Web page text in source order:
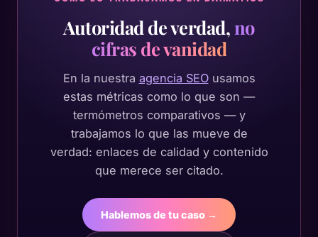
Autoridad de verdad,no
cifras de vanidad
En la nuestra agencia SEOusamos
estas métricas como lo que son —
termómetros comparativos — y
trabajamos lo que las mueve de
verdad: enlaces de calidad y contenido
que merece ser citado.
Hablemos de tu caso →